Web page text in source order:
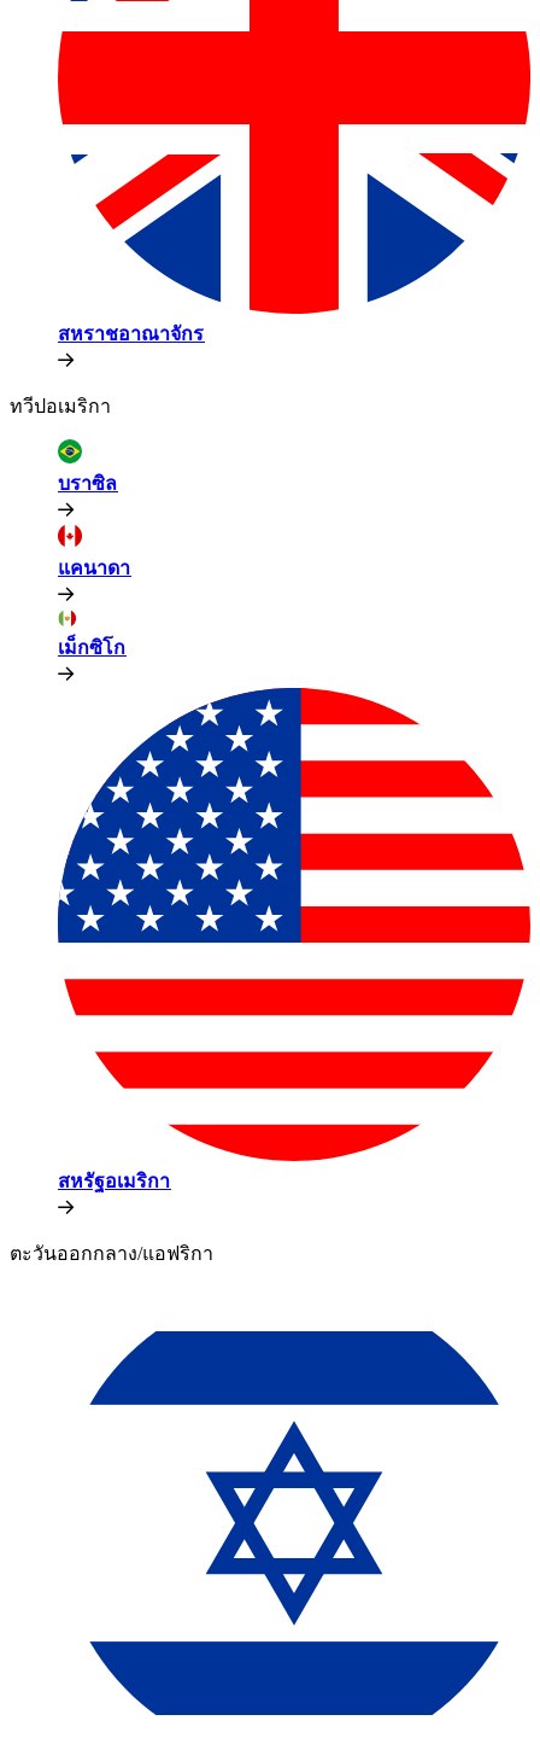
สหราชอาณาจักร​​
ทวีปอเมริกา​​
บราซิล​​
แคนาดา​​
เม็กซิโก​​
สหรัฐอเมริกา​​
ตะวันออกกลาง/แอฟริกา​​